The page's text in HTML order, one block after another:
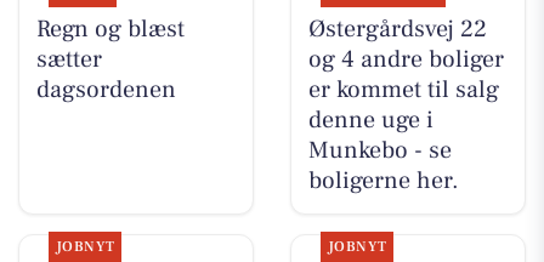
Regn og blæst
sætter
dagsordenen
Østergårdsvej 22
og 4 andre boliger
er kommet til salg
denne uge i
Munkebo - se
boligerne her.
JOBNYT JOBNYT